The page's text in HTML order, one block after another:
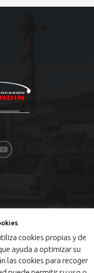
cookies propias y de
ayuda a optimizar su
las cookies para recoger